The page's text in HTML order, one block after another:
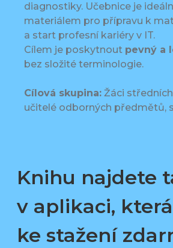
diagnostiky. Učebnice je
materiálem pro přípravu k
a start profesní kariéry v IT.
Cílem je poskytnout pevný a
bez složité terminologie.
Cílová skupina: Žáci
učitelé odborných předmětů,
Knihu najdete
v aplikaci,
ke stažení